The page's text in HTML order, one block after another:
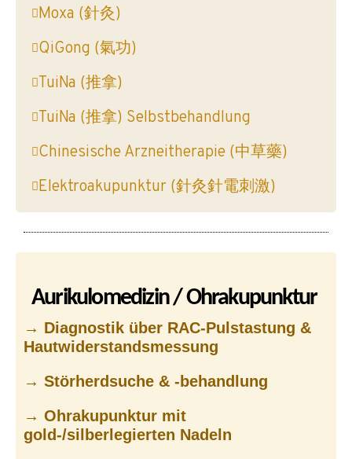
Moxa (針灸)
QiGong (氣功)
TuiNa (推拿)
TuiNa (推拿) Selbstbehandlung
Chinesische Arzneitherapie (中草藥)
Elektroakupunktur (針灸針電刺激)
Aurikulomedizin / Ohrakupunktur
→ Diagnostik über RAC-Pulstastung &
Hautwiderstandsmessung
→ Störherdsuche & -behandlung
→ Ohrakupunktur mit
gold-/silberlegierten Nadeln